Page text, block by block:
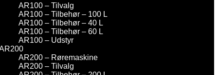
AR100 – Tilvalg
AR100 – Tilbehør – 100 L
AR100 – Tilbehør – 40 L
AR100 – Tilbehør – 60 L
AR100 – Udstyr
AR200 – Røremaskine
AR200 – Tilvalg